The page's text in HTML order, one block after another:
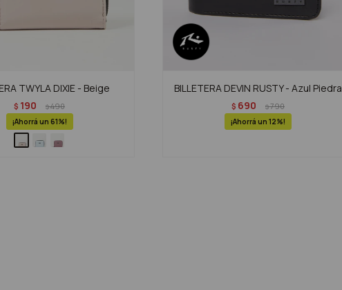
TWYLA DIXIE - Beige
$ 190 $490
61
BILLETERA DEVIN RUSTY - Azul Piedra
$ 690 $790
12